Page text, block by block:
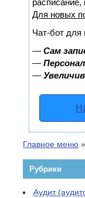
Для новых
Чат-бот для
—Сам
—
—
Главное меню
Рубрики
Аудит